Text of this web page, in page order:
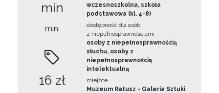
min
min.
16 zł
wczesnoszkolna, szkoła
podstawowa (kl. 4-8)
dostępność dla osób
z niepełnosprawnościami
osoby z niepełnosprawnością
słuchu, osoby z
niepełnosprawnością
intelektualną
miejsce
Muzeum Ratusz - Galeria Sztuki